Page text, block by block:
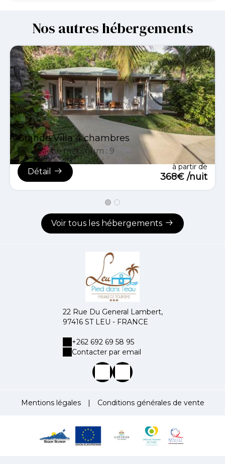
Nos autres hébergements
Grande Villa 4 chambres
Capacité maximum : 9
Détail
à partir de
368€ /nuit
Voir tous les hébergements
22 Rue Du General Lambert,
97416 ST LEU - FRANCE
+262 692 69 58 95
Contacter par email
Mentions légales | Conditions générales de vente